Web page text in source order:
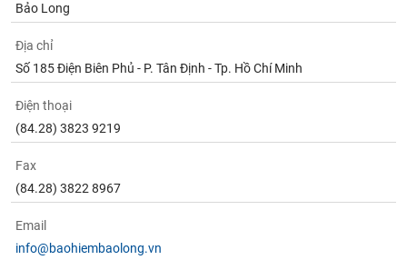
Bảo Long
Địa chỉ
Số 185 Điện Biên Phủ - P. Tân Định - Tp. Hồ Chí Minh
Điện thoại
(84.28) 3823 9219
Fax
(84.28) 3822 8967
Email
info@baohiembaolong.vn